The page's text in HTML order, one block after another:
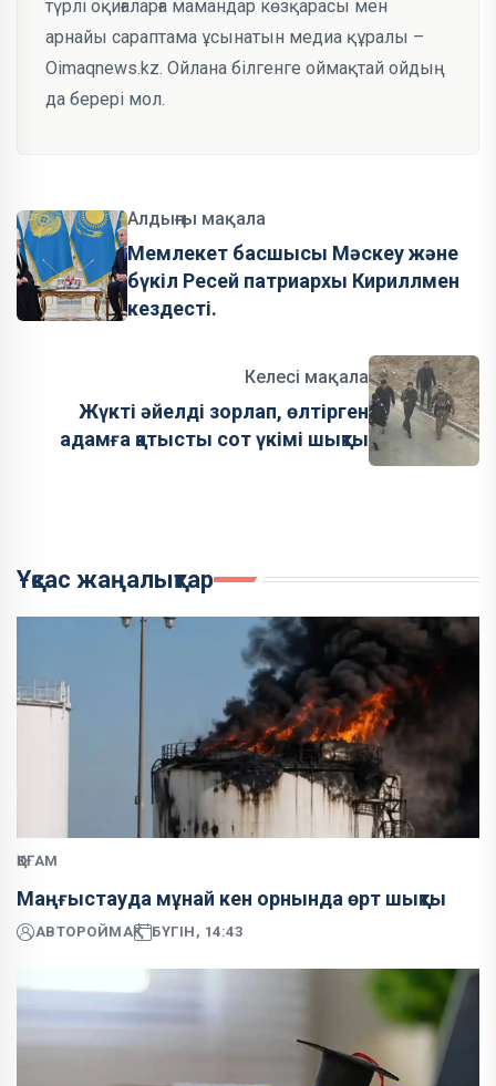
түрлі оқиғаларға мамандар көзқарасы мен
арнайы сараптама ұсынатын медиа құралы –
Oimaqnews.kz. Ойлана білгенге оймақтай ойдың
да берері мол.
Алдыңғы мақала
Мемлекет басшысы Мәскеу және
бүкіл Ресей патриархы Кириллмен
кездесті.
Келесі мақала
Жүкті әйелді зорлап, өлтірген
адамға қатысты сот үкімі шықты
Ұқсас жаңалықтар
ҚОҒАМ
Маңғыстауда мұнай кен орнында өрт шықты
АВТОРОЙМАҚ БҮГІН, 14:43